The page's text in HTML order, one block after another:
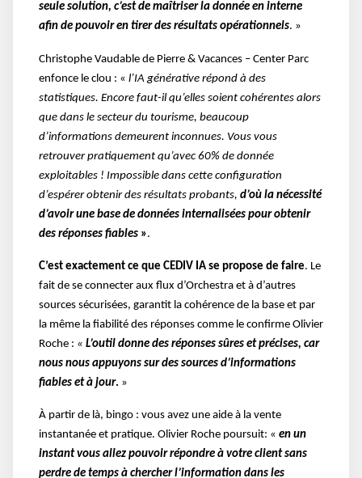
seule solution, c’est de maîtriser la donnée en interne
afin de pouvoir en tirer des résultats opérationnels. »
Christophe Vaudable de Pierre & Vacances – Center Parc
enfonce le clou : « l’IA générative répond à des
statistiques. Encore faut-il qu’elles soient cohérentes alors
que dans le secteur du tourisme, beaucoup
d’informations demeurent inconnues. Vous vous
retrouver pratiquement qu’avec 60% de donnée
exploitables ! Impossible dans cette configuration
d’espérer obtenir des résultats probants, d’où la nécessité
d’avoir une base de données internalisées pour obtenir
des réponses fiables ».
C’est exactement ce que CEDIV IA se propose de faire. Le
fait de se connecter aux flux d’Orchestra et à d’autres
sources sécurisées, garantit la cohérence de la base et par
la même la fiabilité des réponses comme le confirme Olivier
Roche : « L’outil donne des réponses sûres et précises, car
nous nous appuyons sur des sources d’informations
fiables et à jour. »
À partir de là, bingo : vous avez une aide à la vente
instantanée et pratique. Olivier Roche poursuit: « en un
instant vous allez pouvoir répondre à votre client sans
perdre de temps à chercher l’information dans les